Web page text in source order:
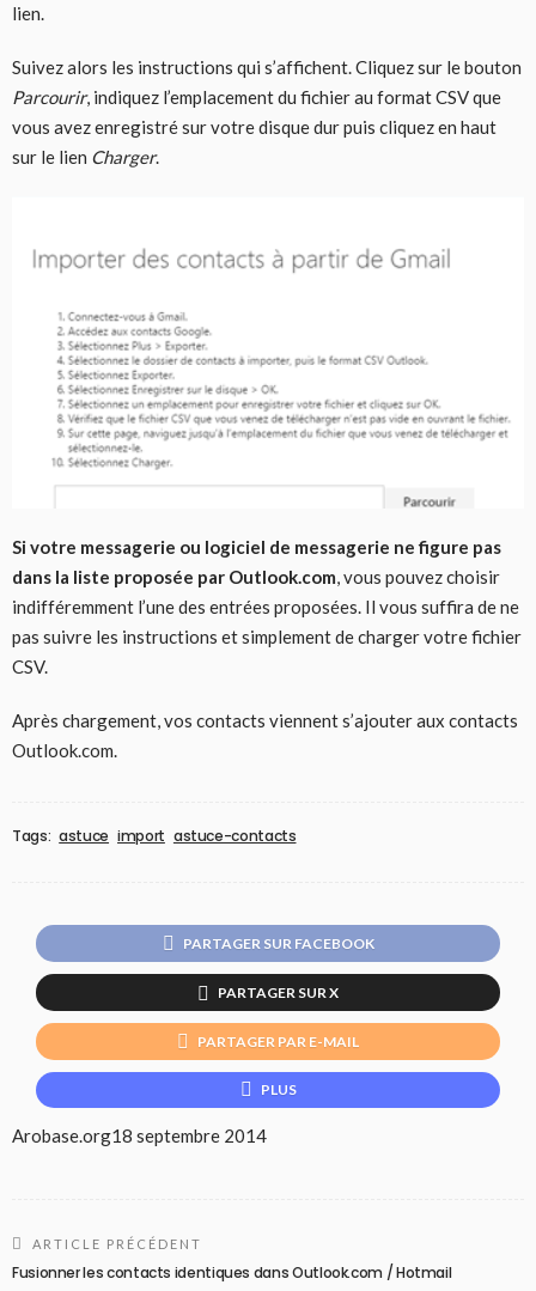
lien.
Suivez alors les instructions qui s’affichent. Cliquez sur le bouton
Parcourir, indiquez l’emplacement du fichier au format CSV que
vous avez enregistré sur votre disque dur puis cliquez en haut
sur le lien Charger.
Si votre messagerie ou logiciel de messagerie ne figure pas
dans la liste proposée par Outlook.com, vous pouvez choisir
indifféremment l’une des entrées proposées. Il vous suffira de ne
pas suivre les instructions et simplement de charger votre fichier
CSV.
Après chargement, vos contacts viennent s’ajouter aux contacts
Outlook.com.
Tags: astuce import astuce-contacts
PARTAGER SUR FACEBOOK
PARTAGER SUR X
PARTAGER PAR E-MAIL
PLUS
Arobase.org18 septembre 2014
ARTICLE PRÉCÉDENT
Fusionner les contacts identiques dans Outlook.com / Hotmail